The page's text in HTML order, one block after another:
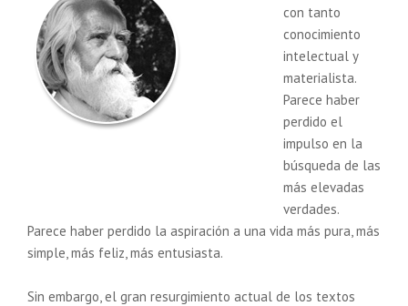
con tanto
conocimiento
intelectual y
materialista.
Parece haber
perdido el
impulso en la
búsqueda de las
más elevadas
verdades.
Parece haber perdido la aspiración a una vida más pura, más
simple, más feliz, más entusiasta.
Sin embargo, el gran resurgimiento actual de los textos